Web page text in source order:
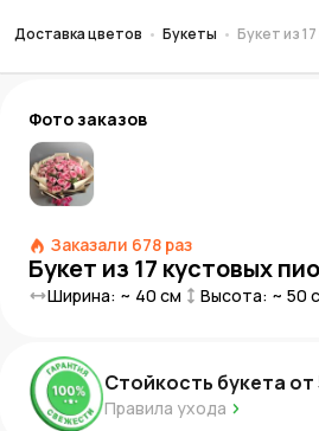
Доставка цветов Букеты Букет из
Фото заказов
Заказали 678 раз
Букет из 17 кустовых
Ширина: ~ 40 см Высота: ~ 50
Стойкость букета от
Правила ухода